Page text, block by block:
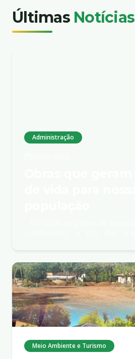
Últimas Notícias
Administração
Meio Ambiente e Turismo